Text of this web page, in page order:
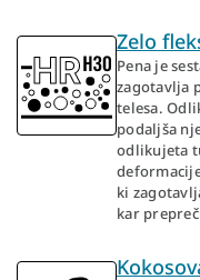
Zelo
Pena je
zagotavlja
telesa.
podaljša
odlikujeta
ki
kar